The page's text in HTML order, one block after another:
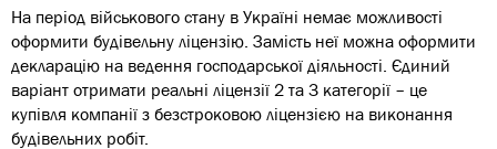
На період військового стану в Україні немає можливості
оформити будівельну ліцензію. Замість неї можна оформити
декларацію на ведення господарської діяльності. Єдиний
варіант отримати реальні ліцензії 2 та 3 категорії – це
купівля компанії з безстроковою ліцензією на виконання
будівельних робіт.